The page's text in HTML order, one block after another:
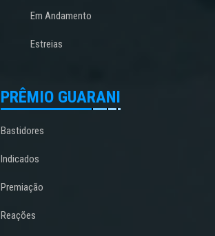
Em Andamento
Estreias
PRÊMIO GUARANI
Bastidores
Indicados
Premiação
Reações